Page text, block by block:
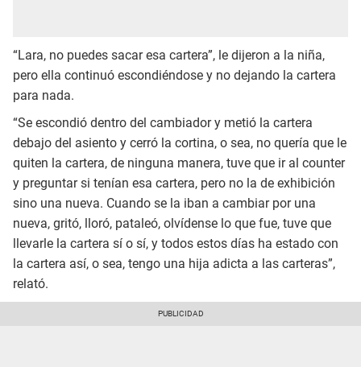
“Lara, no puedes sacar esa cartera”, le dijeron a la niña,
pero ella continuó escondiéndose y no dejando la cartera
para nada.
“Se escondió dentro del cambiador y metió la cartera
debajo del asiento y cerró la cortina, o sea, no quería que le
quiten la cartera, de ninguna manera, tuve que ir al counter
y preguntar si tenían esa cartera, pero no la de exhibición
sino una nueva. Cuando se la iban a cambiar por una
nueva, gritó, lloró, pataleó, olvídense lo que fue, tuve que
llevarle la cartera sí o sí, y todos estos días ha estado con
la cartera así, o sea, tengo una hija adicta a las carteras”,
relató.